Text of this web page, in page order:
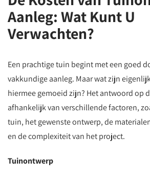
Aanleg: Wat Kunt U
Verwachten?
Een prachtige tuin begint met een goed
vakkundige aanleg. Maar wat zijn
hiermee gemoeid zijn? Het antwoord op
afhankelijk van verschillende factoren,
tuin, het gewenste ontwerp, de
en de complexiteit van het project.
Tuinontwerp